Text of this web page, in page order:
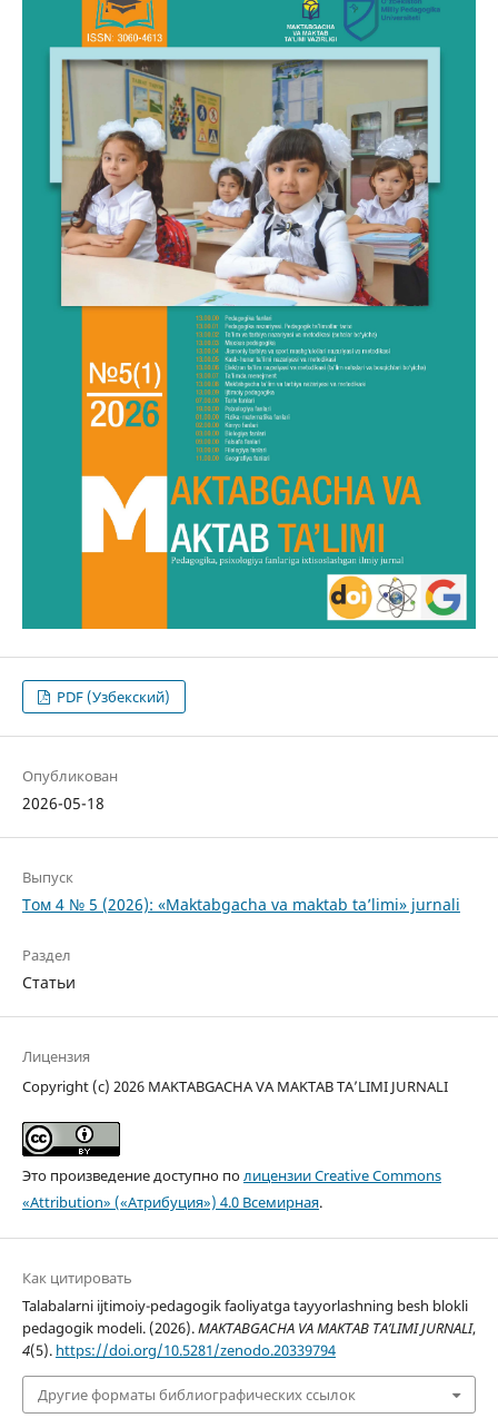
PDF (Узбекский)
Опубликован
2026-05-18
Выпуск
Том 4 № 5 (2026): «Maktabgacha va maktab ta’limi» jurnali
Раздел
Статьи
Лицензия
Copyright (c) 2026 MAKTABGACHA VA MAKTAB TA’LIMI JURNALI
Это произведение доступно полицензии Creative Commons
«Attribution» («Атрибуция») 4.0 Всемирная.
Как цитировать
Talabalarni ijtimoiy-pedagogik faoliyatga tayyorlashning besh blokli
pedagogik modeli. (2026).MAKTABGACHA VA MAKTAB TA’LIMI JURNALI,
4(5). https://doi.org/10.5281/zenodo.20339794
Другие форматы библиографических ссылок